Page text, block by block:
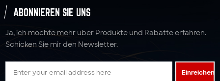
ABONNIEREN SIE UNS
Ja, ich möchte mehr über Produkte und Rabatte erfahren.
Schicken Sie mir den Newsletter.
Einreichen